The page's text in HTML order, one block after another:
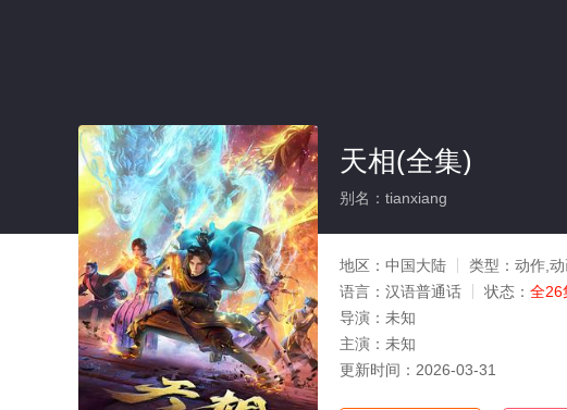
天相(全集)
别名：tianxiang
地区： 中国大陆 类型： 动作,
语言： 汉语普通话 状态： 全26
导演： 未知
主演： 未知
更新时间： 2026-03-31